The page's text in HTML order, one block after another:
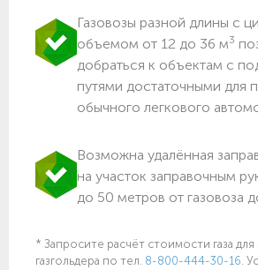
Газовозы разной длины с
объемом от 12 до 36 м3
добраться к объектам c
путями достаточными для
обычного легкового
Возможна удалённая
на участок заправочным
до 50 метров от газовоза
* Запросите расчёт стоимости газа для
газгольдера по тел. 8-800-444-30-16.